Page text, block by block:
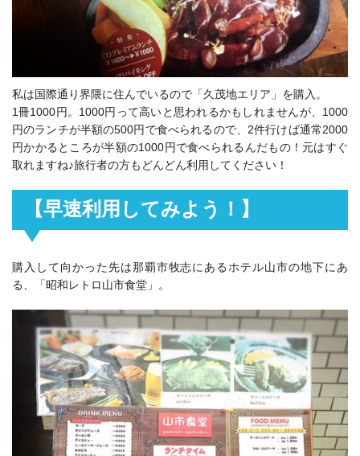
私は国際通り界隈に住んでいるので「久茂地エリア」を購入。
1冊1000円。1000円って高いと思われるかもしれませんが、1000
円のランチが半額の500円で食べられるので、2件行けば通常2000
円かかるところが半額の1000円で食べられるんだもの！元はすぐ
取れますね♪旅行者の方もどんどん利用してください！
【早速利用してみよう！】
購入して向かった先は那覇市牧志にあるホテル山市の地下にあ
る、「昭和レトロ山市食堂」。